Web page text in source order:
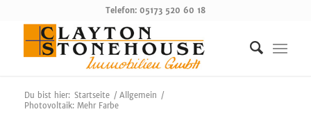
Telefon: 05173 520 60 18
Du bist hier: Startseite / Allgemein /
Photovoltaik: Mehr Farbe